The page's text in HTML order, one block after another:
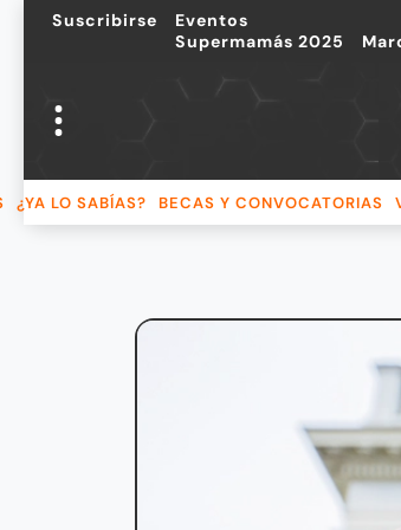
Suscribirse
Eventos
Supermamás 2025
¿YA LO SABÍAS? BECAS Y CONVOCATORIAS